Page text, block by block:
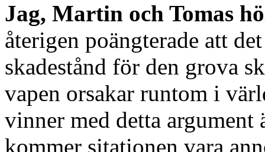
Jag, Martin och Tomas
återigen poängterade att
skadestånd för den grova
vapen orsakar runtom i
vinner med detta
kommer sitationen vara